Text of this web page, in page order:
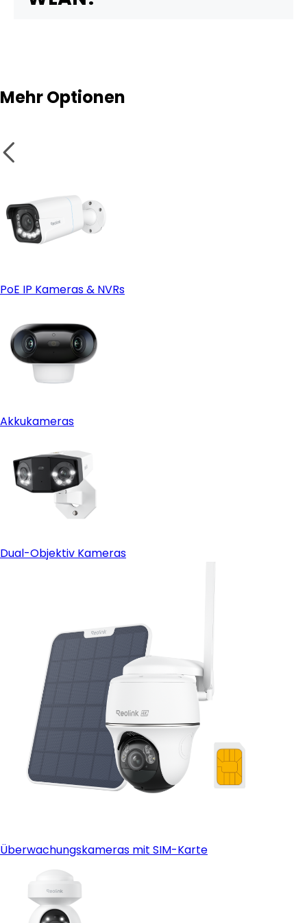
Hinweis
Reolink Go PT Plus
Mehr Optionen
PoE IP Kameras & NVRs
Akkukameras
Dual-Objektiv Kameras
Überwachungskameras mit SIM-Karte